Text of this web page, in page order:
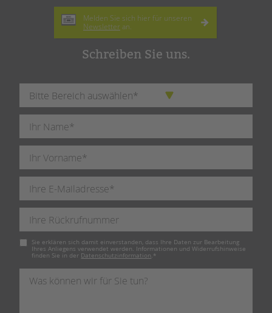
Melden Sie sich hier für unseren
Newsletter an.
Schreiben Sie uns.
Pflichtfeld
Sie erklären sich damit einverstanden, dass Ihre Daten zur Bearbeitung
Ihres Anliegens verwendet werden. Informationen und Widerrufshinweise
finden Sie in der Datenschutzinformation. *